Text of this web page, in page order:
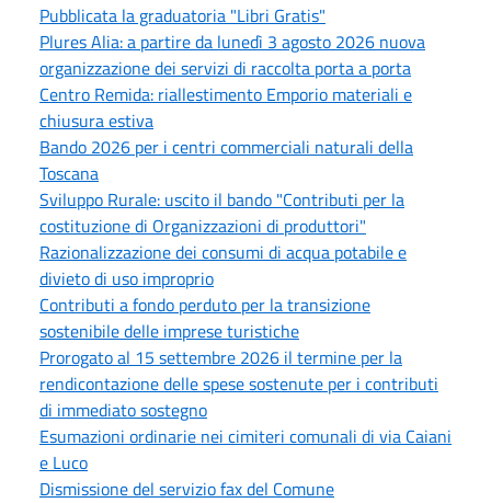
Pubblicata la graduatoria "Libri Gratis"
Plures Alia: a partire da lunedì 3 agosto 2026 nuova
organizzazione dei servizi di raccolta porta a porta
Centro Remida: riallestimento Emporio materiali e
chiusura estiva
Bando 2026 per i centri commerciali naturali della
Toscana
Sviluppo Rurale: uscito il bando "Contributi per la
costituzione di Organizzazioni di produttori"
Razionalizzazione dei consumi di acqua potabile e
divieto di uso improprio
Contributi a fondo perduto per la transizione
sostenibile delle imprese turistiche
Prorogato al 15 settembre 2026 il termine per la
rendicontazione delle spese sostenute per i contributi
di immediato sostegno
Esumazioni ordinarie nei cimiteri comunali di via Caiani
e Luco
Dismissione del servizio fax del Comune